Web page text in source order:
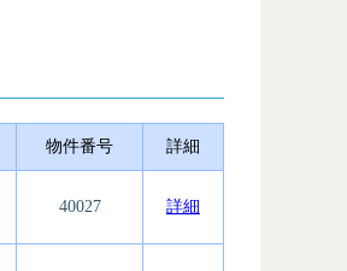
物件番号 詳細
40027 詳細